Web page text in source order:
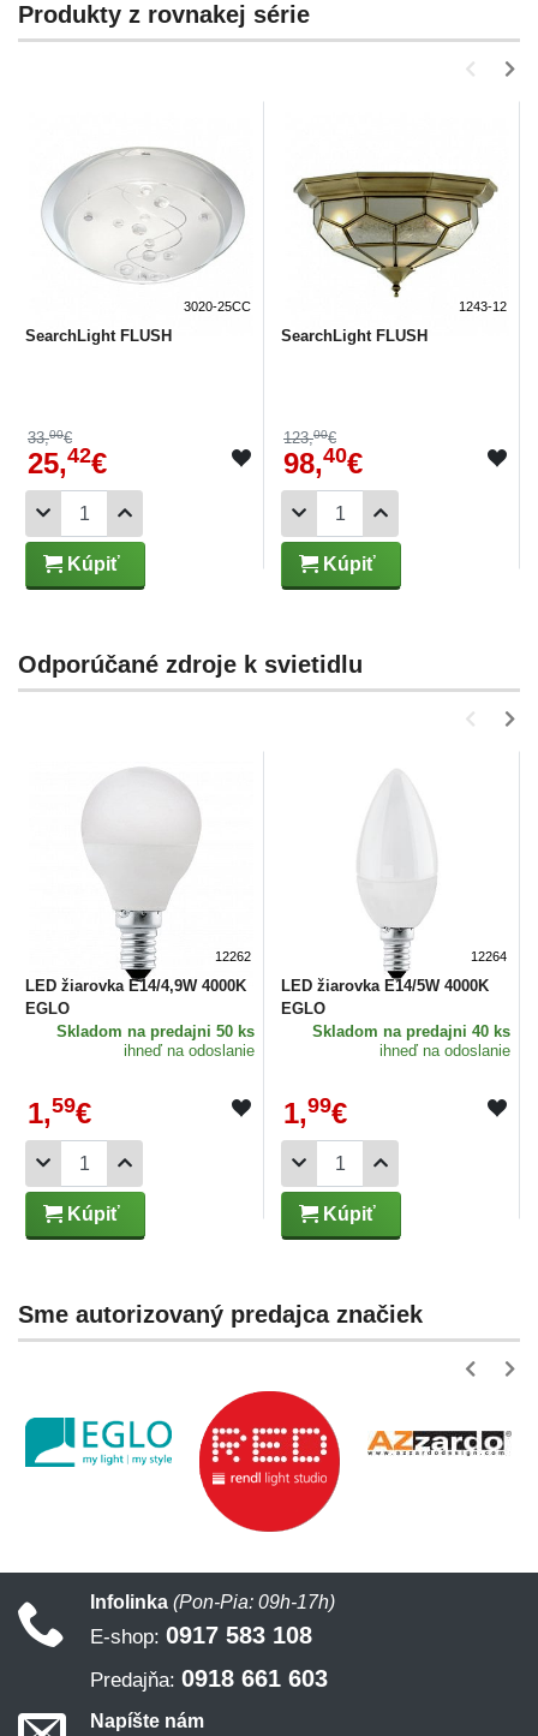
Produkty z rovnakej série
3020-25CC
SearchLight FLUSH
33,00€
25,42€
Kúpiť
1243-12
SearchLight FLUSH
123,00€
98,40€
Kúpiť
Odporúčané zdroje k svietidlu
12262
LED žiarovka E14/4,9W 4000K
EGLO
Skladom na predajni 50 ks
ihneď na odoslanie
1,59€
Kúpiť
12264
LED žiarovka E14/5W 4000K
EGLO
Skladom na predajni 40 ks
ihneď na odoslanie
1,99€
Kúpiť
Sme autorizovaný predajca značiek
Infolinka (Pon-Pia: 09h-17h)
E-shop: 0917 583 108
Predajňa: 0918 661 603
Napíšte nám